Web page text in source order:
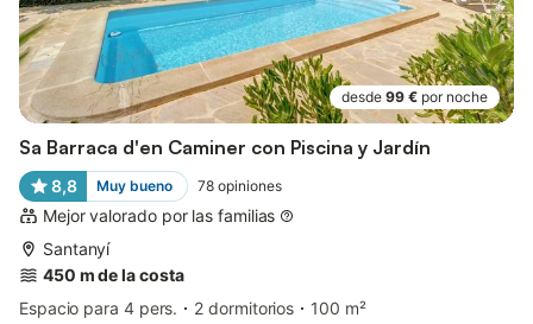
desde 99 € por noche
Sa Barraca d'en Caminer con Piscina y Jardín
8,8 Muy bueno 78 opiniones
Mejor valorado por las familias
Santanyí
450 m de la costa
Espacio para 4 pers.
2 dormitorios
100 m²